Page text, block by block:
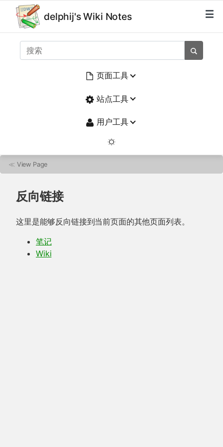
delphij's Wiki Notes
页面工具
站点工具
用户工具
≪ View Page
反向链接
这里是能够反向链接到当前页面的其他页面列表。
笔记
Wiki